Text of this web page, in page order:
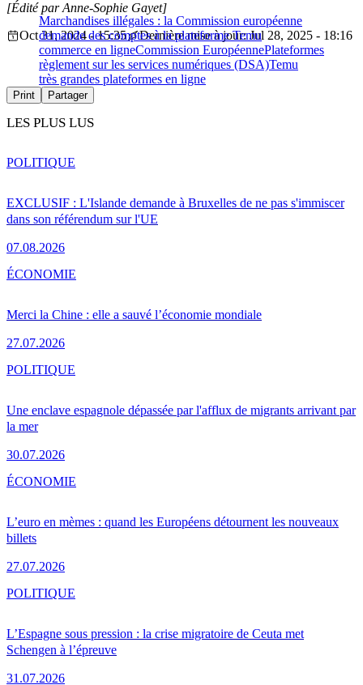
Marchandises illégales : la Commission européenne
demande des comptes à la plateforme Temu
[Édité par Anne-Sophie Gayet]
Oct 31, 2024 - 15:35
Dernière mise à jour: Jul 28, 2025 - 18:16
commerce en ligneCommission EuropéennePlateformes
règlement sur les services numériques (DSA)Temu
très grandes plateformes en ligne
Print Partager
LES PLUS LUS
EXCLUSIF : L'Islande demande à Bruxelles de ne pas s'immiscer
dans son référendum sur l'UE
07.08.2026
POLITIQUE
Merci la Chine : elle a sauvé l’économie mondiale
27.07.2026
ÉCONOMIE
Une enclave espagnole dépassée par l'afflux de migrants arrivant par
la mer
30.07.2026
POLITIQUE
L’euro en mèmes : quand les Européens détournent les nouveaux
billets
27.07.2026
ÉCONOMIE
L’Espagne sous pression : la crise migratoire de Ceuta met
Schengen à l’épreuve
31.07.2026
POLITIQUE